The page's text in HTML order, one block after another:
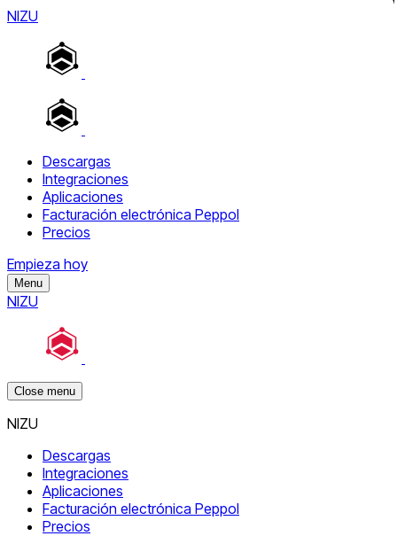
NIZU
Descargas
Integraciones
Aplicaciones
Facturación electrónica Peppol
Precios
Empieza hoy
Menu
NIZU
Close menu
NIZU
Descargas
Integraciones
Aplicaciones
Facturación electrónica Peppol
Precios